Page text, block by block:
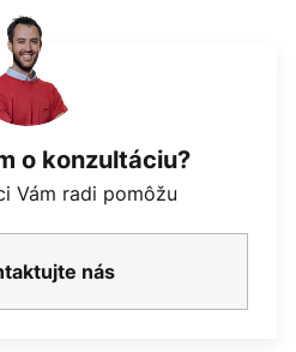
o konzultáciu?
Vám radi pomôžu
nás